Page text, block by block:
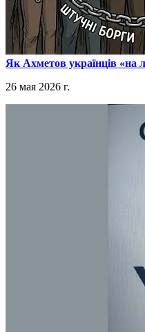
​Як Ахметов українців «на
26 мая 2026 г.